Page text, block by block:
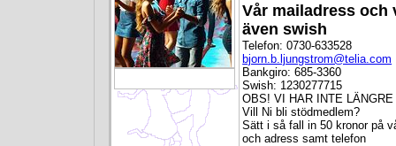
Vår mailadress och
även swish
Telefon: 0730-633528
bjorn.b.ljungstrom@telia.com
Bankgiro: 685-3360
Swish: 1230277715
OBS! VI HAR INTE
Vill Ni bli stödmedlem?
Sätt i så fall in 50 kronor på
och adress samt telefon